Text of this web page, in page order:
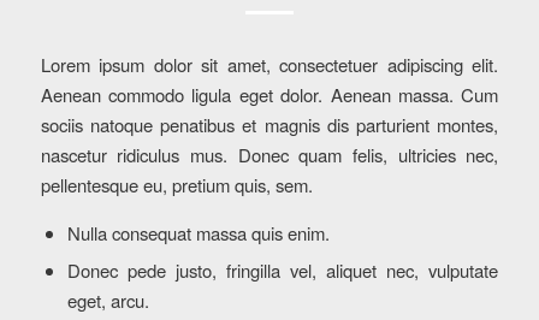
Lorem ipsum dolor sit amet, consectetuer adipiscing elit.
Aenean commodo ligula eget dolor. Aenean massa. Cum
sociis natoque penatibus et magnis dis parturient montes,
nascetur ridiculus mus. Donec quam felis, ultricies nec,
pellentesque eu, pretium quis, sem.
Nulla consequat massa quis enim.
Donec pede justo, fringilla vel, aliquet nec, vulputate
eget, arcu.